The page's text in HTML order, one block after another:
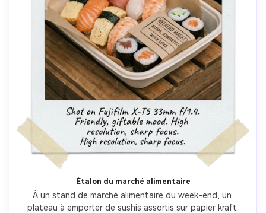
Étalon du marché alimentaire
À un stand de marché alimentaire du week-end, un
plateau à emporter de sushis assortis sur papier kraft